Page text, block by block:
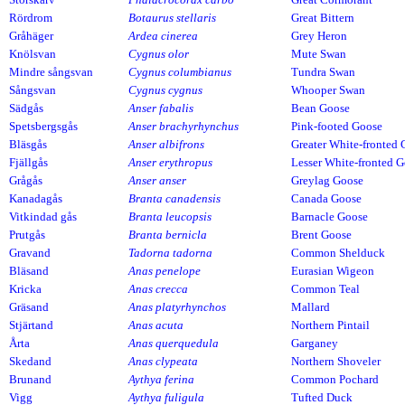
Rördrom
Botaurus stellaris
Great Bittern
Gråhäger
Ardea cinerea
Grey Heron
Knölsvan
Cygnus olor
Mute Swan
Mindre sångsvan
Cygnus columbianus
Tundra Swan
Sångsvan
Cygnus cygnus
Whooper Swan
Sädgås
Anser fabalis
Bean Goose
Spetsbergsgås
Anser brachyrhynchus
Pink-footed Goose
Bläsgås
Anser albifrons
Greater White-fronted
Fjällgås
Anser erythropus
Lesser White-fronted
Grågås
Anser anser
Greylag Goose
Kanadagås
Branta canadensis
Canada Goose
Vitkindad gås
Branta leucopsis
Barnacle Goose
Prutgås
Branta bernicla
Brent Goose
Gravand
Tadorna tadorna
Common Shelduck
Bläsand
Anas penelope
Eurasian Wigeon
Kricka
Anas crecca
Common Teal
Gräsand
Anas platyrhynchos
Mallard
Stjärtand
Anas acuta
Northern Pintail
Årta
Anas querquedula
Garganey
Skedand
Anas clypeata
Northern Shoveler
Brunand
Aythya ferina
Common Pochard
Vigg
Aythya fuligula Tufted Duck